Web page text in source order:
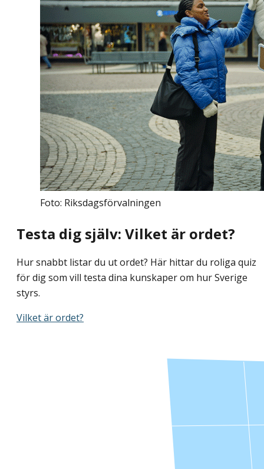
Foto: Riksdagsförvalningen
Testa dig själv: Vilket är ordet?
Hur snabbt listar du ut ordet? Här hittar du roliga quiz
för dig som vill testa dina kunskaper om hur Sverige
styrs.
Vilket är ordet?